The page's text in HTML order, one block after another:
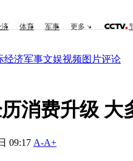
体育 军事 更多
经济军事文娱视频图片评论
消费升级 大
09:17 A-A+